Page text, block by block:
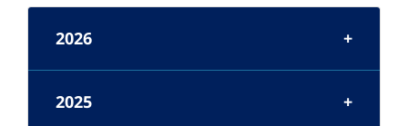
2026
2025